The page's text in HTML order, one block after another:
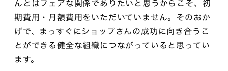
んとはフェアな関係でありたいと思うからこそ、初
期費用・月額費用をいただいていません。そのおか
げで、まっすぐにショップさんの成功に向き合うこ
とができる健全な組織につながっていると思ってい
ます。